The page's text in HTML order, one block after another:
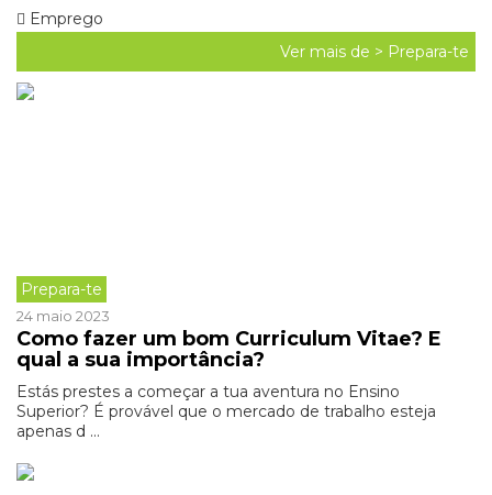
Emprego
Ver mais de > Prepara-te
Prepara-te
24 maio 2023
Como fazer um bom Curriculum Vitae? E
qual a sua importância?
Estás prestes a começar a tua aventura no Ensino
Superior? É provável que o mercado de trabalho esteja
apenas d ...